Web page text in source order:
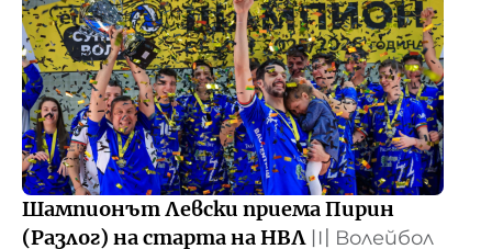
Шампионът Левски приема Пирин
(Разлог) на старта на НВЛ 〣 Волейбол